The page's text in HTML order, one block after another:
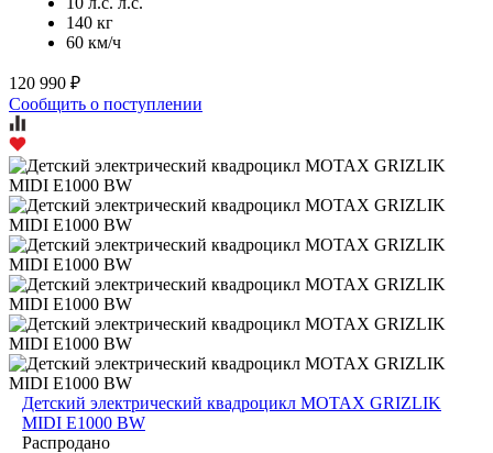
140 кг
60 км/ч
120 990 ₽
Сообщить о поступлении
Детский электрический квадроцикл MOTAX GRIZLIK
MIDI E1000 BW
Распродано